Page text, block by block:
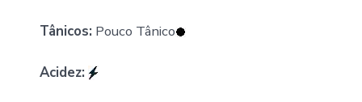
Tânicos: Pouco Tânico
Acidez: